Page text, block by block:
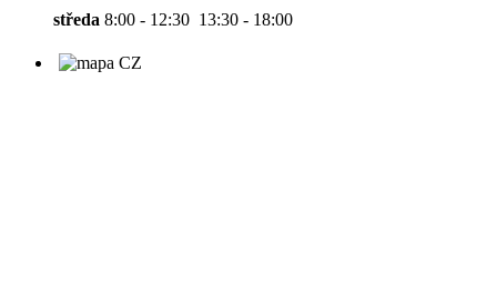
středa 8:00 - 12:30 13:30 - 18:00